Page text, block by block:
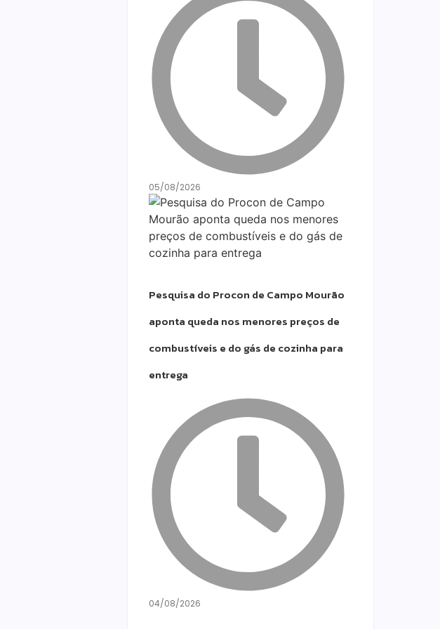
05/08/2026
Pesquisa do Procon de Campo Mourão
aponta queda nos menores preços de
combustíveis e do gás de cozinha para
entrega
04/08/2026